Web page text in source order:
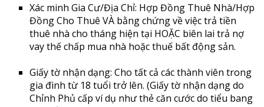
Xác minh Gia Cư/Địa Chỉ: Hợp Đồng Thuê Nhà/Hợp
Đồng Cho Thuê VÀ bằng chứng về việc trả tiền
thuê nhà cho tháng hiện tại HOẶC biên lai trả nợ
vay thế chấp mua nhà hoặc thuế bất động sản.
Giấy tờ nhận dạng: Cho tất cả các thành viên trong
gia đình từ 18 tuổi trở lên. (Giấy tờ nhận dạng do
Chỉnh Phủ cấp ví dụ như thẻ căn cước do tiểu bang